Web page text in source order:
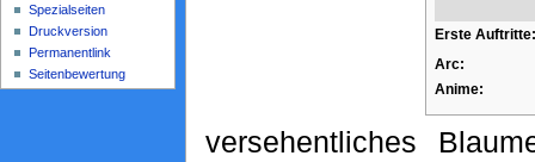
Erste Auftritte:
Arc:
Anime:
versehentliches
Spezialseiten
Druckversion
Permanentlink
Seitenbewertung